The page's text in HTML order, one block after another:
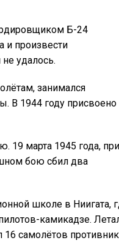
Б-24
и произвести
удалось.
занимался
В 1944 году присвоено
19 марта 1945 года, при
бою сбил два
школе в Ниигата,
камикадзе.
16 самолётов